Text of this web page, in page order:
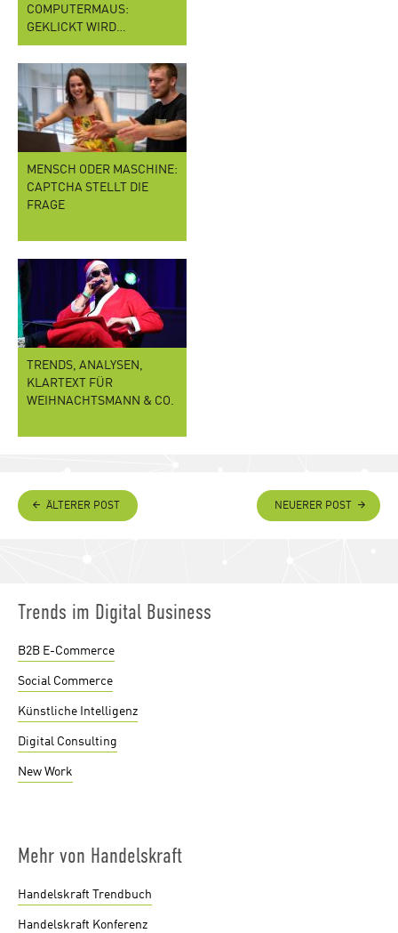
COMPUTERMAUS:
GEKLICKT WIRD…
MENSCH ODER MASCHINE:
CAPTCHA STELLT DIE
FRAGE
TRENDS, ANALYSEN,
KLARTEXT FÜR
WEIHNACHTSMANN & CO.
ÄLTERER POST NEUERER POST
Trends im Digital Business
B2B E-Commerce
Social Commerce
Künstliche Intelligenz
Digital Consulting
New Work
Mehr von Handelskraft
Handelskraft Trendbuch
Handelskraft Konferenz